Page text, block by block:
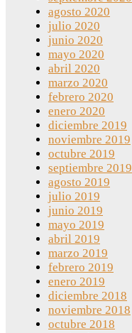
agosto 2020
julio 2020
junio 2020
mayo 2020
abril 2020
marzo 2020
febrero 2020
enero 2020
diciembre 2019
noviembre 2019
octubre 2019
septiembre 2019
agosto 2019
julio 2019
junio 2019
mayo 2019
abril 2019
marzo 2019
febrero 2019
enero 2019
diciembre 2018
noviembre 2018
octubre 2018